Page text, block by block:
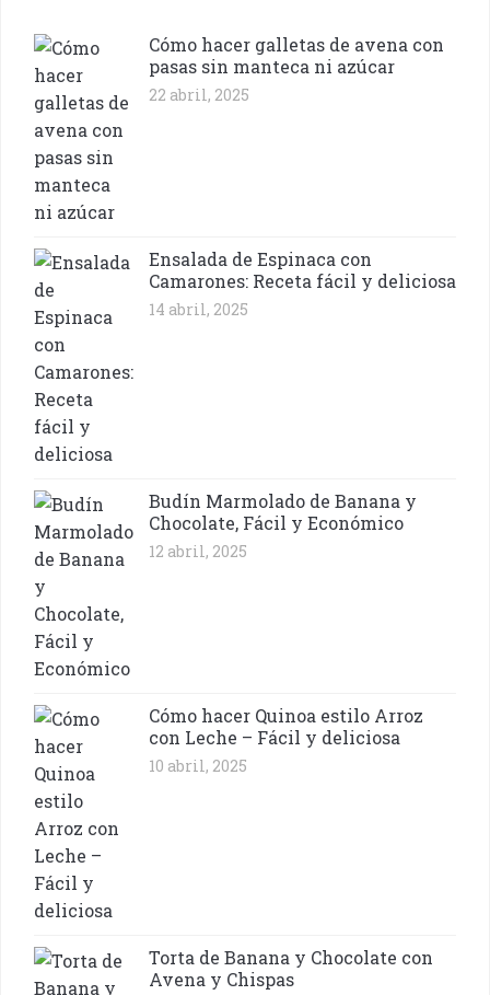
Cómo hacer galletas de avena con
pasas sin manteca ni azúcar
22 abril, 2025
Ensalada de Espinaca con
Camarones: Receta fácil y deliciosa
14 abril, 2025
Budín Marmolado de Banana y
Chocolate, Fácil y Económico
12 abril, 2025
Cómo hacer Quinoa estilo Arroz
con Leche – Fácil y deliciosa
10 abril, 2025
Torta de Banana y Chocolate con
Avena y Chispas